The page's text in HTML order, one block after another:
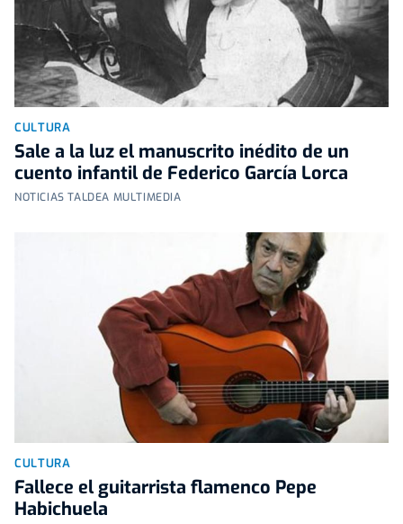
CULTURA
Sale a la luz el manuscrito inédito de un
cuento infantil de Federico García Lorca
NOTICIAS TALDEA MULTIMEDIA
CULTURA
Fallece el guitarrista flamenco Pepe
Habichuela